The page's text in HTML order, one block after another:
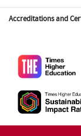
Accreditations and